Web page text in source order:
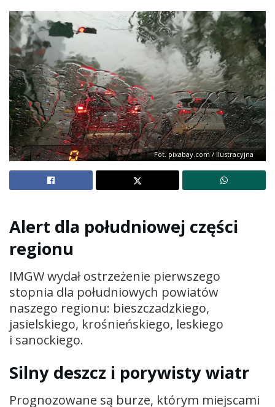
Fot. pixabay.com / Ilustracyjna
Alert dla południowej części
regionu
IMGW wydał ostrzeżenie pierwszego
stopnia dla południowych powiatów
naszego regionu: bieszczadzkiego,
jasielskiego, krośnieńskiego, leskiego
i sanockiego.
Silny deszcz i porywisty wiatr
Prognozowane są burze, którym miejscami